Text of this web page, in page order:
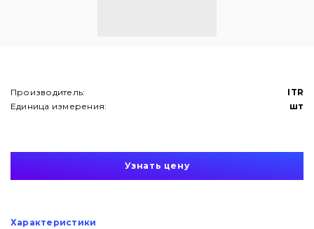
Производитель:
ITR
Единица измерения:
шт
Узнать цену
Характеристики